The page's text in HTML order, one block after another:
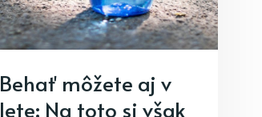
Behať môžete aj v
lete: Na toto si však